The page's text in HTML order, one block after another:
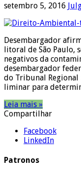
setembro 5, 2016
Desembargador
litoral de São Paulo,
negativos da
desembargador
do Tribunal Regional
liminar para
Leia mais »
Compartilhar
Facebook
LinkedIn
Patronos